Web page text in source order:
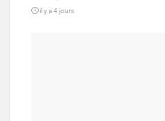
il y a 4 jours